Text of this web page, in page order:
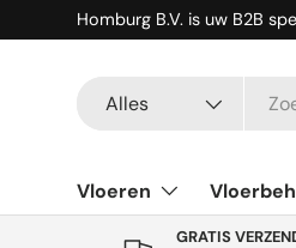
Ga naar inhoud
Homburg B.V. is uw B2B
Alles
Vloeren
GRATIS